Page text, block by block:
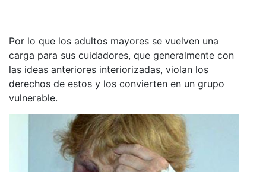
Por lo que los adultos mayores se vuelven una
carga para sus cuidadores, que generalmente con
las ideas anteriores interiorizadas, violan los
derechos de estos y los convierten en un grupo
vulnerable.